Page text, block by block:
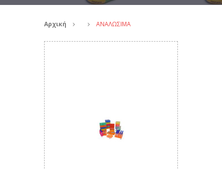
Αρχική ΑΝΑΛΩΣΙΜΑ